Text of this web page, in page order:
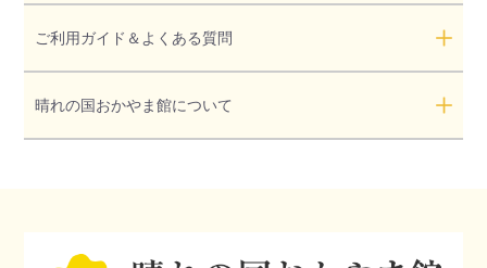
ご利用ガイド＆よくある質問
晴れの国おかやま館について